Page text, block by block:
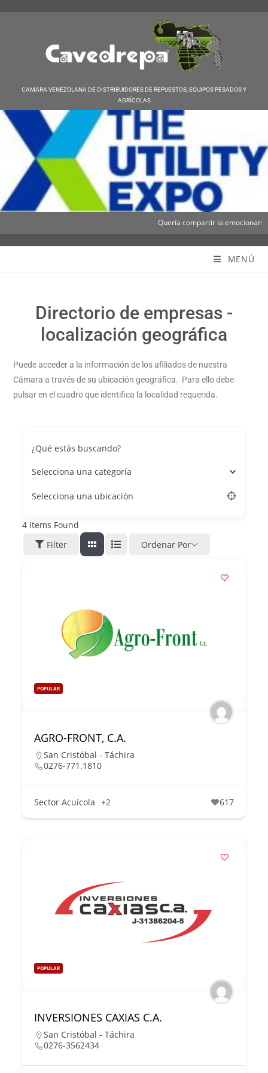
CAMARA VENEZOLANA DE DISTRIBUIDORES DE REPUESTOS, EQUIPOS PESADOS Y
AGRÍCOLAS
Quería compartir la emocionante
MENÚ
Directorio de empresas -
localización geográfica
Puede acceder a la información de los afiliados de nuestra
Cámara a través de su ubicación geográfica. Para ello debe
pulsar en el cuadro que identifica la localidad requerida.
¿Qué estás buscando?
Selecciona una categoría
Selecciona una ubicación
4 Items Found
Filter
Ordenar Por
POPULAR
AGRO-FRONT, C.A.
San Cristóbal - Táchira
0276-771.1810
Sector Acuícola +2 617
POPULAR
INVERSIONES CAXIAS C.A.
San Cristóbal - Táchira
0276-3562434